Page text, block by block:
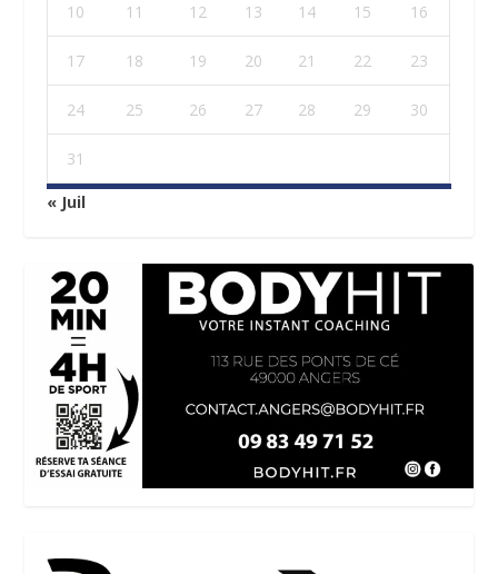
10 11 12 13 14 15 16
17 18 19 20 21 22 23
24 25 26 27 28 29 30
31
« Juil